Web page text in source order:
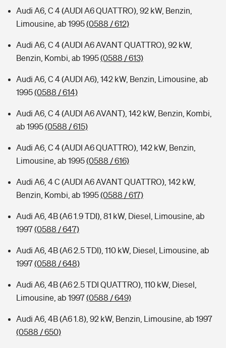
Audi A6, C 4 (AUDI A6 QUATTRO), 92 kW, Benzin,
Limousine, ab 1995(0588 / 612)
Audi A6, C 4 (AUDI A6 AVANT QUATTRO), 92 kW,
Benzin, Kombi, ab 1995(0588 / 613)
Audi A6, C 4 (AUDI A6), 142 kW, Benzin, Limousine, ab
1995(0588 / 614)
Audi A6, C 4 (AUDI A6 AVANT), 142 kW, Benzin, Kombi,
ab 1995(0588 / 615)
Audi A6, C 4 (AUDI A6 QUATTRO), 142 kW, Benzin,
Limousine, ab 1995(0588 / 616)
Audi A6, 4 C (AUDI A6 AVANT QUATTRO), 142 kW,
Benzin, Kombi, ab 1995(0588 / 617)
Audi A6, 4B (A6 1.9 TDI), 81 kW, Diesel, Limousine, ab
1997(0588 / 647)
Audi A6, 4B (A6 2.5 TDI), 110 kW, Diesel, Limousine, ab
1997(0588 / 648)
Audi A6, 4B (A6 2.5 TDI QUATTRO), 110 kW, Diesel,
Limousine, ab 1997(0588 / 649)
Audi A6, 4B (A6 1.8), 92 kW, Benzin, Limousine, ab 1997
(0588 / 650)